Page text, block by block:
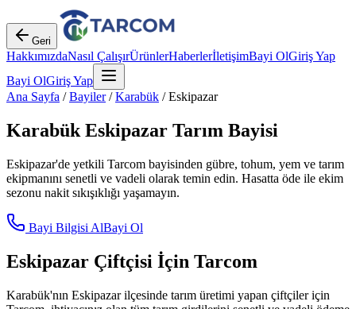
Geri
HakkımızdaNasıl ÇalışırÜrünlerHaberlerİletişimBayi OlGiriş Yap
Bayi OlGiriş Yap
Ana Sayfa /Bayiler/Karabük /Eskipazar
Karabük Eskipazar Tarım Bayisi
Eskipazar'de yetkili Tarcom bayisinden gübre, tohum, yem ve tarım
ekipmanını senetli ve vadeli olarak temin edin. Hasatta öde ile ekim
sezonu nakit sıkışıklığı yaşamayın.
Bayi Bilgisi AlBayi Ol
Eskipazar Çiftçisi İçin Tarcom
Karabük'nın Eskipazarilçesinde tarım üretimi yapan çiftçiler için